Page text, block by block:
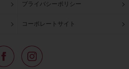
プライバシーポリシー
コーポレートサイト